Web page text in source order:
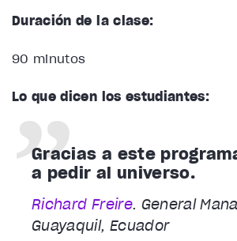
Duración de la clase:
90 minutos
Lo que dicen los estudiantes:
Gracias a este
a pedir al universo.
Richard Freire. General
Guayaquil, Ecuador